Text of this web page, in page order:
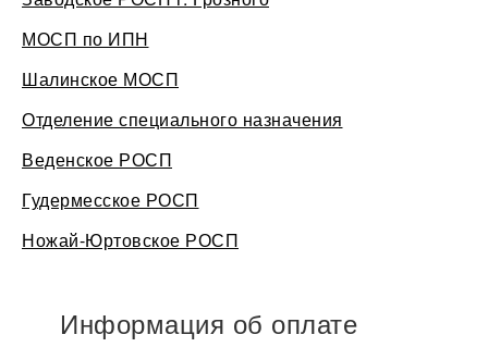
МОСП по ИПН
Шалинское МОСП
Отделение специального назначения
Веденское РОСП
Гудермесское РОСП
Ножай-Юртовское РОСП
Информация об оплате